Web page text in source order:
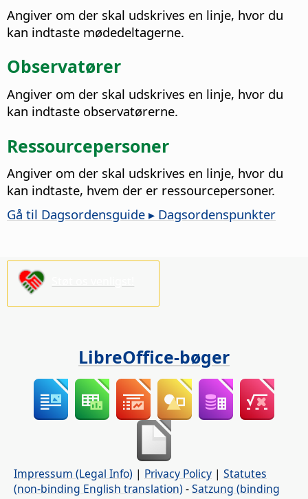
Angiver om der skal udskrives en linje, hvor du
kan indtaste mødedeltagerne.
Observatører
Angiver om der skal udskrives en linje, hvor du
kan indtaste observatørerne.
Ressourcepersoner
Angiver om der skal udskrives en linje, hvor du
kan indtaste, hvem der er ressourcepersoner.
Gå til Dagsordensguide ▸ Dagsordenspunkter
LibreOffice-bøger
Impressum (Legal Info) | Privacy Policy | Statutes
(non-binding English translation) -Satzung (binding